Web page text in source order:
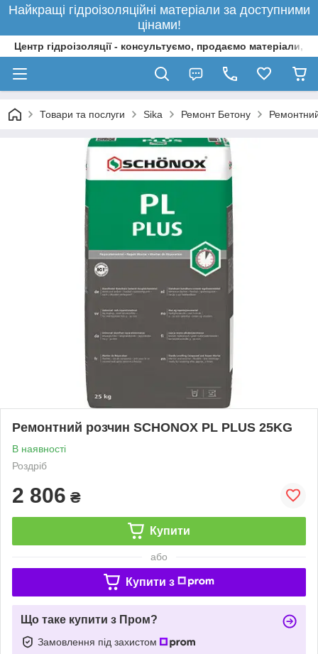
Найкращі гідроізоляційні матеріали за доступними
цінами!
Центр гідроізоляції - консультуємо, продаємо матеріали,
Товари та послуги Sika Ремонт Бетону
Ремонтний розчин SCHONOX PL PLUS 25KG
В наявності
Роздріб
2 806 ₴
Купити
або
Купити з
Що таке купити з Пром?
Замовлення під захистом